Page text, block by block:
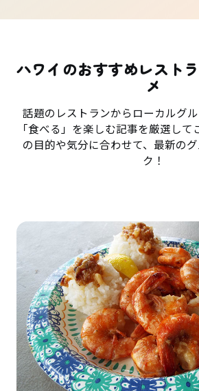
ハワイのおすすめレスト
メ
話題のレストランからローカルグ
「食べる」を楽しむ記事を厳選して
の目的や気分に合わせて、最新の
ク！